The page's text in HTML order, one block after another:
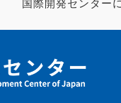
国際開発センター